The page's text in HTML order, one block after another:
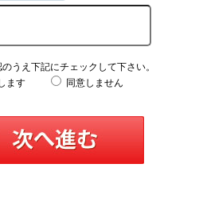
うえ下記にチェックして下さい。
ます
同意しません